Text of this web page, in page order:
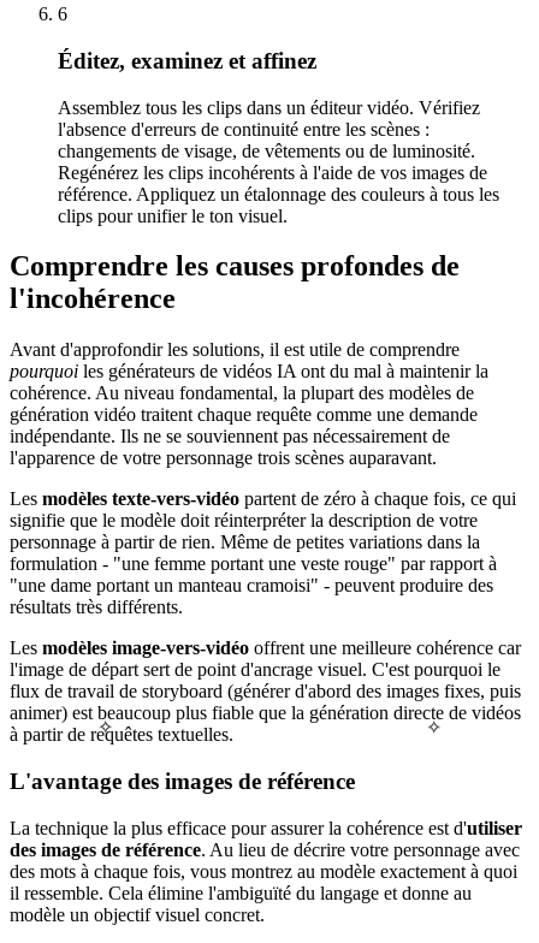
✧ ✧
6
Éditez, examinez et affinez
Assemblez tous les clips dans un éditeur vidéo. Vérifiez
l'absence d'erreurs de continuité entre les scènes :
changements de visage, de vêtements ou de luminosité.
Regénérez les clips incohérents à l'aide de vos images de
référence. Appliquez un étalonnage des couleurs à tous les
clips pour unifier le ton visuel.
Comprendre les causes profondes de
l'incohérence
Avant d'approfondir les solutions, il est utile de comprendre
pourquoi les générateurs de vidéos IA ont du mal à maintenir la
cohérence. Au niveau fondamental, la plupart des modèles de
génération vidéo traitent chaque requête comme une demande
indépendante. Ils ne se souviennent pas nécessairement de
l'apparence de votre personnage trois scènes auparavant.
Les modèles texte-vers-vidéo partent de zéro à chaque fois, ce qui
signifie que le modèle doit réinterpréter la description de votre
personnage à partir de rien. Même de petites variations dans la
formulation - "une femme portant une veste rouge" par rapport à
"une dame portant un manteau cramoisi" - peuvent produire des
résultats très différents.
Les modèles image-vers-vidéo offrent une meilleure cohérence car
l'image de départ sert de point d'ancrage visuel. C'est pourquoi le
flux de travail de storyboard (générer d'abord des images fixes, puis
animer) est beaucoup plus fiable que la génération directe de vidéos
à partir de requêtes textuelles.
L'avantage des images de référence
La technique la plus efficace pour assurer la cohérence est d'utiliser
des images de référence. Au lieu de décrire votre personnage avec
des mots à chaque fois, vous montrez au modèle exactement à quoi
il ressemble. Cela élimine l'ambiguïté du langage et donne au
modèle un objectif visuel concret.